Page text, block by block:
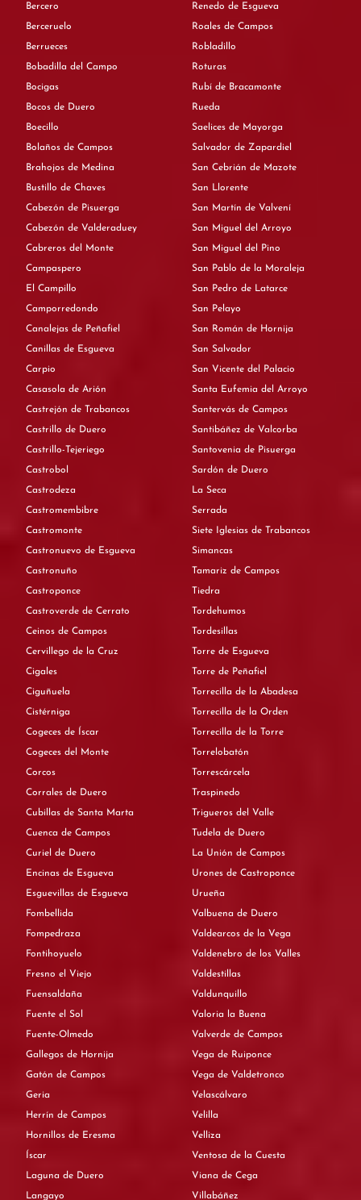
Bercero
Berceruelo
Berrueces
Bobadilla del Campo
Bocigas
Bocos de Duero
Boecillo
Bolaños de Campos
Brahojos de Medina
Bustillo de Chaves
Cabezón de Pisuerga
Cabezón de Valderaduey
Cabreros del Monte
Campaspero
El Campillo
Camporredondo
Canalejas de Peñafiel
Canillas de Esgueva
Carpio
Casasola de Arión
Castrejón de Trabancos
Castrillo de Duero
Castrillo-Tejeriego
Castrobol
Castrodeza
Castromembibre
Castromonte
Castronuevo de Esgueva
Castronuño
Castroponce
Castroverde de Cerrato
Ceinos de Campos
Cervillego de la Cruz
Cigales
Ciguñuela
Cistérniga
Cogeces de Íscar
Cogeces del Monte
Corcos
Corrales de Duero
Cubillas de Santa Marta
Cuenca de Campos
Curiel de Duero
Encinas de Esgueva
Esguevillas de Esgueva
Fombellida
Fompedraza
Fontihoyuelo
Fresno el Viejo
Fuensaldaña
Fuente el Sol
Fuente-Olmedo
Gallegos de Hornija
Gatón de Campos
Geria
Herrín de Campos
Hornillos de Eresma
Íscar
Laguna de Duero
Langayo
Renedo de Esgueva
Roales de Campos
Robladillo
Roturas
Rubí de Bracamonte
Rueda
Saelices de Mayorga
Salvador de Zapardiel
San Cebrián de Mazote
San Llorente
San Martín de Valvení
San Miguel del Arroyo
San Miguel del Pino
San Pablo de la Moraleja
San Pedro de Latarce
San Pelayo
San Román de Hornija
San Salvador
San Vicente del Palacio
Santa Eufemia del Arroyo
Santervás de Campos
Santibáñez de Valcorba
Santovenia de Pisuerga
Sardón de Duero
La Seca
Serrada
Siete Iglesias de Trabancos
Simancas
Tamariz de Campos
Tiedra
Tordehumos
Tordesillas
Torre de Esgueva
Torre de Peñafiel
Torrecilla de la Abadesa
Torrecilla de la Orden
Torrecilla de la Torre
Torrelobatón
Torrescárcela
Traspinedo
Trigueros del Valle
Tudela de Duero
La Unión de Campos
Urones de Castroponce
Urueña
Valbuena de Duero
Valdearcos de la Vega
Valdenebro de los Valles
Valdestillas
Valdunquillo
Valoria la Buena
Valverde de Campos
Vega de Ruiponce
Vega de Valdetronco
Velascálvaro
Velilla
Velliza
Ventosa de la Cuesta
Viana de Cega
Villabáñez